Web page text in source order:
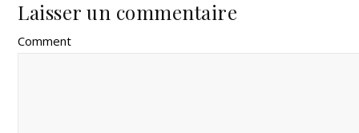
Laisser un commentaire
Comment